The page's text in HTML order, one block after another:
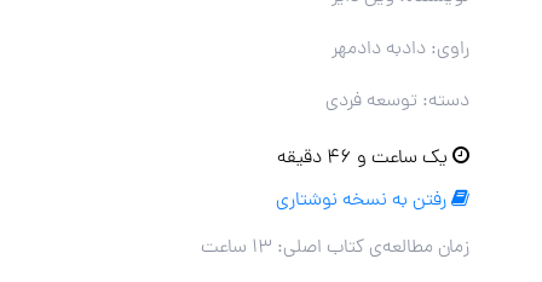
راوی: دادبه دادمهر
دسته: توسعه فردی
یک ساعت و ۴۶ دقیقه
رفتن به نسخه نوشتاری
زمان مطالعه‌ی کتاب اصلی: ۱۳ ساعت